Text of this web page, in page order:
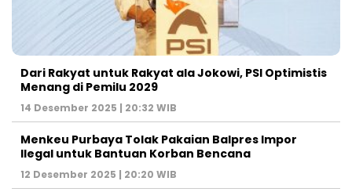
Dari Rakyat untuk Rakyat ala Jokowi, PSI Optimistis
Menang di Pemilu 2029
14 Desember 2025 | 20:32 WIB
Menkeu Purbaya Tolak Pakaian Balpres Impor
Ilegal untuk Bantuan Korban Bencana
12 Desember 2025 | 20:20 WIB